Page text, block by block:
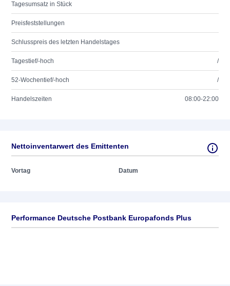
Tagesumsatz in Stück
Preisfeststellungen
Schlusspreis des letzten Handelstages
Tagestief/-hoch /
52-Wochentief/-hoch /
Handelszeiten 08:00-22:00
Nettoinventarwert des Emittenten
Vortag Datum
Performance Deutsche Postbank Europafonds Plus